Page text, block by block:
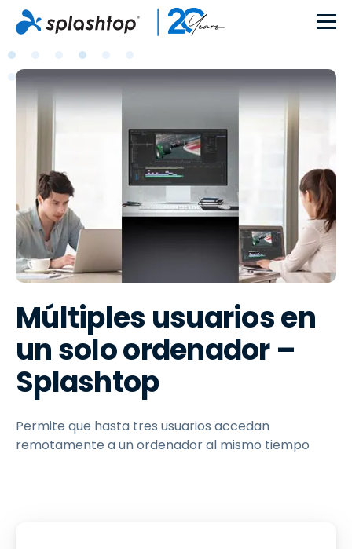
Múltiples usuarios en
un solo ordenador –
Splashtop
Permite que hasta tres usuarios accedan
remotamente a un ordenador al mismo tiempo